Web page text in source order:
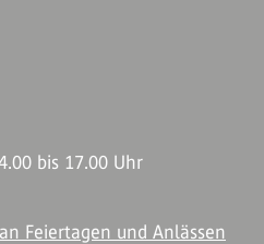
bis 17.00 Uhr
Feiertagen und Anlässen